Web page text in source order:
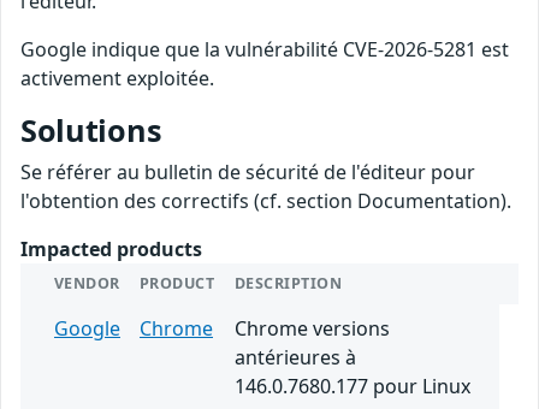
Google indique que la vulnérabilité CVE-2026-5281 est
activement exploitée.
Solutions
Se référer au bulletin de sécurité de l'éditeur pour
l'obtention des correctifs (cf. section Documentation).
Impacted products
VENDOR PRODUCT DESCRIPTION
Google Chrome
Chrome versions
antérieures à
146.0.7680.177 pour Linux